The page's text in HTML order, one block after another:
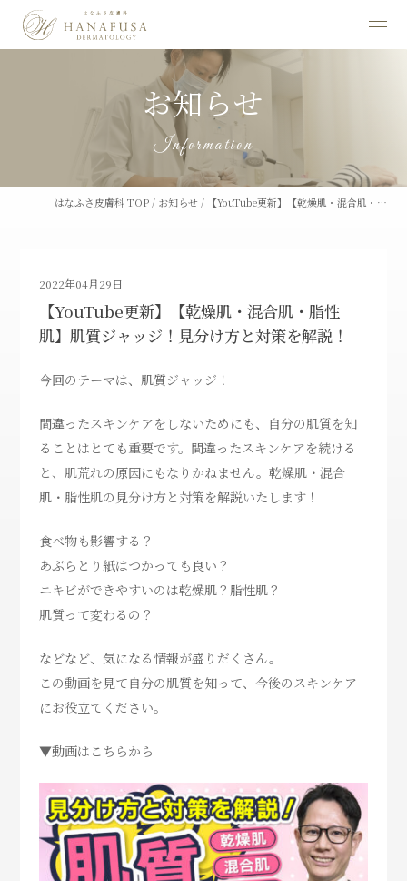
お知らせ
Information
はなふさ皮膚科 TOP / お知らせ / 【YouTube更新】【乾燥肌・混合肌・…
2022年04月29日
【YouTube更新】【乾燥肌・混合肌・脂性
肌】肌質ジャッジ！見分け方と対策を解説！
今回のテーマは、肌質ジャッジ！
間違ったスキンケアをしないためにも、自分の肌質を知
ることはとても重要です。間違ったスキンケアを続ける
と、肌荒れの原因にもなりかねません。乾燥肌・混合
肌・脂性肌の見分け方と対策を解説いたします！
食べ物も影響する？
あぶらとり紙はつかっても良い？
ニキビができやすいのは乾燥肌？脂性肌？
肌質って変わるの？
などなど、気になる情報が盛りだくさん。
この動画を見て自分の肌質を知って、今後のスキンケア
にお役立てください。
▼動画はこちらから